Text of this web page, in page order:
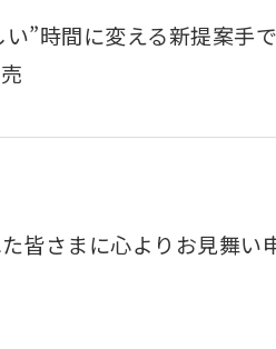
”時間に変える新提案手
皆さまに心よりお見舞い